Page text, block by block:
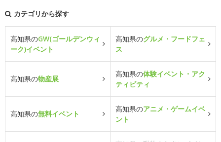
カテゴリから探す
高知県のGW(ゴールデンウィ
ーク)イベント
高知県のグルメ・フードフェ
ス
高知県の物産展
高知県の体験イベント・アク
ティビティ
高知県の無料イベント
高知県のアニメ・ゲームイベ
ント